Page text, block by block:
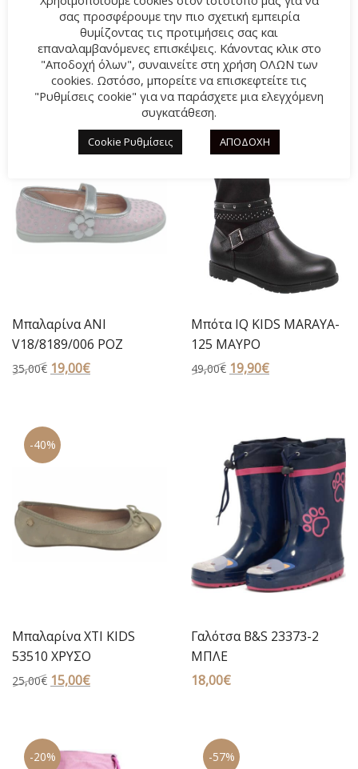
ΣΧΕΤΙΚΆ ΠΡΟΪΌΝΤΑ
Μπαλαρίνα ANI
V18/8189/006 ΡΟΖ
35,00€ Original
35,00€.
19,00€Η
-59%
Μπότα IQ KIDS MARAYA-
125 ΜΑΥΡΟ
49,00€ Original
19,90€Η
19,90€.
-40%
Μπαλαρίνα XTI KIDS
53510 ΧΡΥΣΟ
25,00€ Original
25,00€.
15,00€Η
15,00€.
Γαλότσα B&S 23373-2
ΜΠΛΕ
18,00€
-20% -57%
σας προσφέρουμε την πιο σχετική εμπειρία
θυμίζοντας τις προτιμήσεις σας και
επαναλαμβανόμενες επισκέψεις. Κάνοντας κλικ στο
"Αποδοχή όλων", συναινείτε στη χρήση ΟΛΩΝ των
cookies. Ωστόσο, μπορείτε να επισκεφτείτε τις
"Ρυθμίσεις cookie" για να παράσχετε μια ελεγχόμενη
συγκατάθεση.
Cookie Ρυθμίσεις ΑΠΟΔΟΧΗ